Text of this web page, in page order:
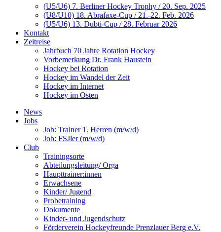
(U5/U6) 7. Berliner Hockey Trophy / 20. Sep. 2025
(U8/U10) 18. Abrafaxe-Cup / 21.-22. Feb. 2026
(U5/U6) 13. Dubti-Cup / 28. Februar 2026
Kontakt
Zeitreise
Jahrbuch 70 Jahre Rotation Hockey
Vorbemerkung Dr. Frank Haustein
Hockey bei Rotation
Hockey im Wandel der Zeit
Hockey im Internet
Hockey im Osten
News
Jobs
Job: Trainer 1. Herren (m/w/d)
Job: FSJler (m/w/d)
Club
Trainingsorte
Abteilungsleitung/ Orga
Haupttrainer:innen
Erwachsene
Kinder/ Jugend
Probetraining
Dokumente
Kinder- und Jugendschutz
Förderverein Hockeyfreunde Prenzlauer Berg e.V.